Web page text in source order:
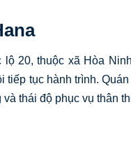
lộ 20, thuộc xã Hòa
tiếp tục hành trình.
thái độ phục vụ thân